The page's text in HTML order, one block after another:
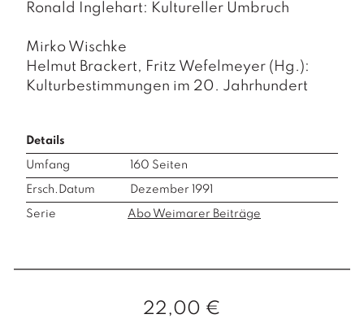
Ronald Inglehart: Kultureller Umbruch
Mirko Wischke
Helmut Brackert, Fritz Wefelmeyer (Hg.):
Kulturbestimmungen im 20. Jahrhundert
Details
Umfang 160 Seiten
Ersch.Datum Dezember 1991
Serie Abo Weimarer Beiträge
22,00 €